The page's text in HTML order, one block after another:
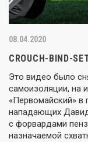
08.04.2020
CROUCH-BIND-
Это видео было
самоизоляции, на
«Первомайский» в
нападающих Давид
с форвардами
назначаемой